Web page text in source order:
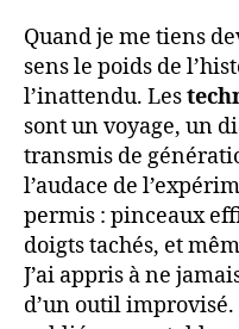
Quand je me tiens
sens le poids de
l’inattendu. Les
sont un voyage, un
transmis de
l’audace de
permis : pinceaux
doigts tachés, et
J’ai appris à ne
d’un outil